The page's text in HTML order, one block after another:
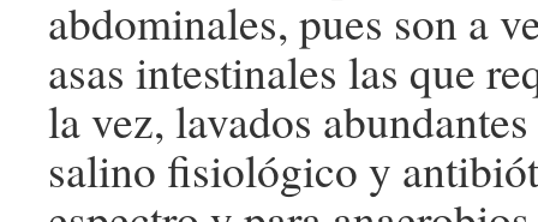
abdominales, pues son a
asas intestinales las que
la vez, lavados
salino fisiológico y